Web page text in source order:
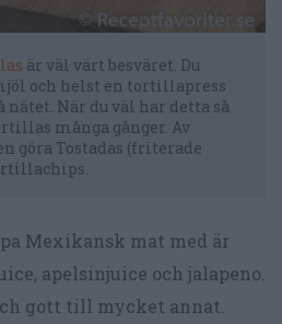
är väl värt besväret. Du
och helst en tortillapress
nätet. När du väl har detta så
många gånger. Av
göra Tostadas (friterade
Mexikansk mat med är
apelsinjuice och jalapeno.
gott till mycket annat.